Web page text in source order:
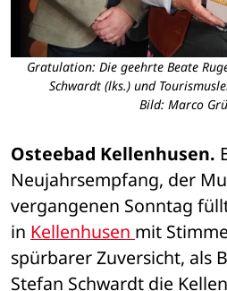
Gratulation: Die geehrte Beate
Schwardt (lks.) und
Bild: Marco
Osteebad Kellenhusen.
Neujahrsempfang, der
vergangenen Sonntag
in Kellenhusen mit
spürbarer Zuversicht, als
Stefan Schwardt die